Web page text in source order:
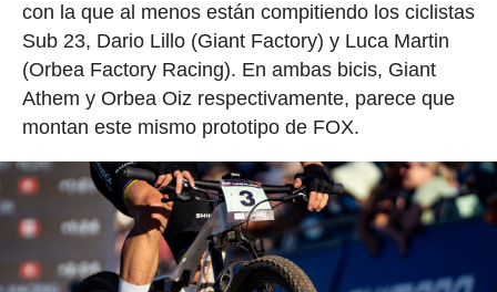
con la que al menos están compitiendo los ciclistas
Sub 23, Dario Lillo (Giant Factory) y Luca Martin
(Orbea Factory Racing). En ambas bicis, Giant
Athem y Orbea Oiz respectivamente, parece que
montan este mismo prototipo de FOX.